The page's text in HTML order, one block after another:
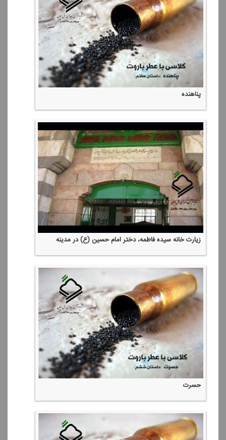
پناهنده
زیارت خانه سیده فاطمه، دختر امام حسین (ع) در مدینه
حسرت